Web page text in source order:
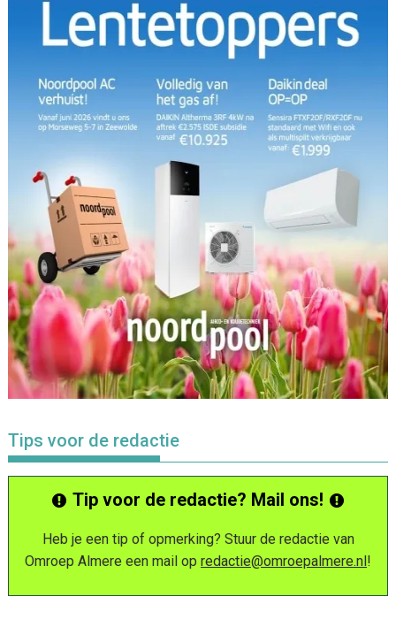
Tips voor de redactie
Tip voor de redactie? Mail ons!
Heb je een tip of opmerking? Stuur de redactie van
Omroep Almere een mail op redactie@omroepalmere.nl!